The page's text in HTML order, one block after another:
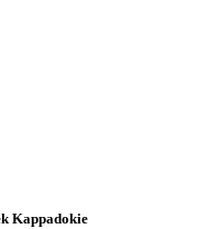
Kappadokie